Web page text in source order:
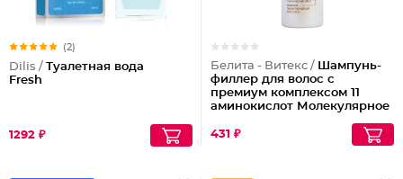
(2)
Dilis / Туалетная вода
Fresh
1292 ₽
Белита - Витекс / Шампунь-
филлер для волос с
премиум комплексом 11
аминокислот Молекулярное
431 ₽